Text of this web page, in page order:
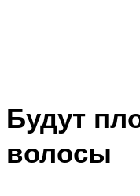
Будут
волосы